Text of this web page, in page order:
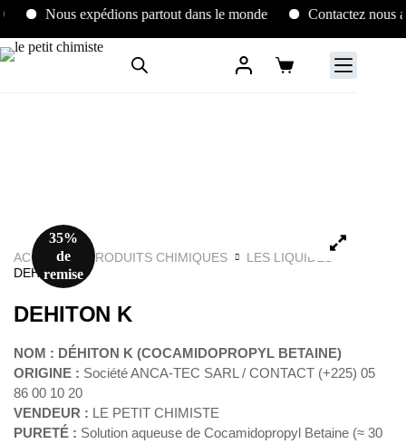
Nous expédions partout dans le monde Contactez nous au
35%
de
remise
ACCUEIL PRODUITS CHIMIQUES
LES LIQUIDES
DEHITON K
DEHITON K
NOM : DÉHITON K (COCAMIDOPROPYL BETAINE)
ORIGINE : Société ANCA-TEC SARL / CONTACT (+225) 05
86 00 10 20
VENDEUR : LE PETIT CHIMISTE
PURETÉ : Solution aqueuse de Cocamidopropyl Betaine (≈ 30